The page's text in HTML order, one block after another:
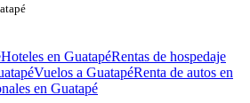
Hoteles en GuatapéRentas de hospedaje
Vuelos a GuatapéRenta de autos en
en Guatapé